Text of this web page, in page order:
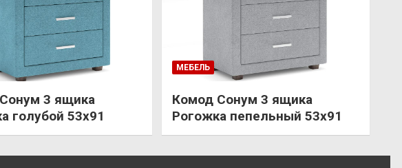
3 ящика
голубой 53х91
МЕБЕЛЬ
Комод Сонум 3 ящика
Рогожка пепельный 53х91